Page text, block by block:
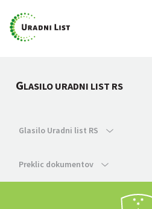
GLASILO URADNI LIST RS
Glasilo Uradni list RS
Preklic dokumentov